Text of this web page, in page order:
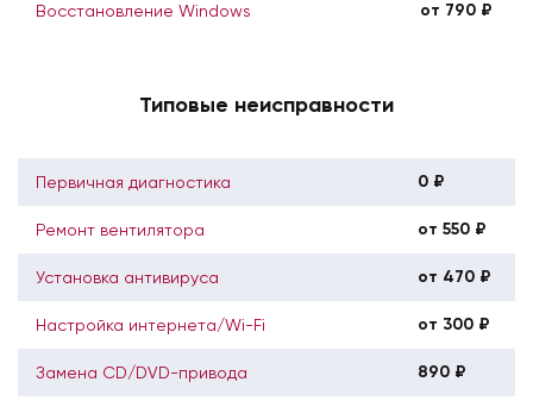
Восстановление Windows от 790 ₽
Типовые неисправности
Первичная диагностика 0 ₽
Ремонт вентилятора от 550 ₽
Установка антивируса от 470 ₽
Настройка интернета/Wi-Fi от 300 ₽
Замена CD/DVD-привода 890 ₽